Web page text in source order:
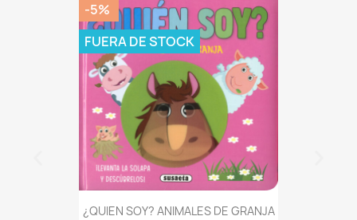
¿QUIEN SOY? ANIMALES DE GRANJA
-5%
FUERA DE STOCK